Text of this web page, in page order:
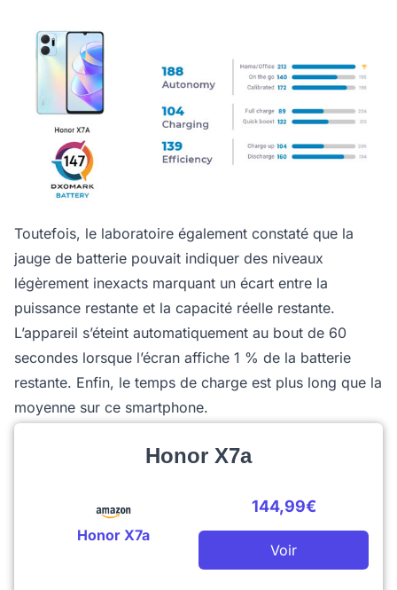
Toutefois, le laboratoire également constaté que la
jauge de batterie pouvait indiquer des niveaux
légèrement inexacts marquant un écart entre la
puissance restante et la capacité réelle restante.
L’appareil s’éteint automatiquement au bout de 60
secondes lorsque l’écran affiche 1 % de la batterie
restante. Enfin, le temps de charge est plus long que la
moyenne sur ce smartphone.
Honor X7a
Honor X7a
144,99€
Voir